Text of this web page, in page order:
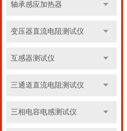
轴承感应加热器
变压器直流电阻测试仪
互感器测试仪
三通道直流电阻测试仪
三相电容电感测试仪